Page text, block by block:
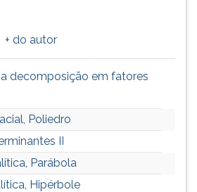
+ do autor
decomposição em fatores
Poliedro
II
Parábola
Hipérbole